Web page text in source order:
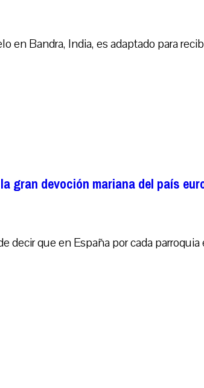
en Bandra, India, es adaptado para
gran devoción mariana del país
que en España por cada